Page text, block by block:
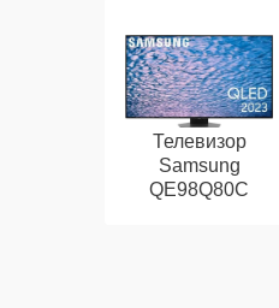
Телевизор
Samsung
QE98Q80C